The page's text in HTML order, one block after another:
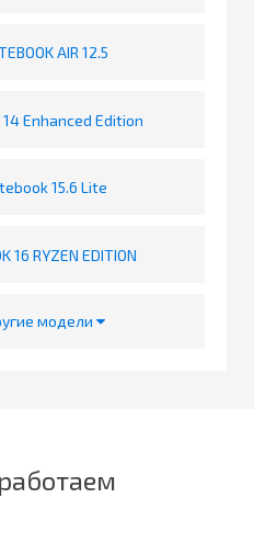
AIR 12.5
Enhanced Edition
15.6 Lite
16 RYZEN EDITION
модели